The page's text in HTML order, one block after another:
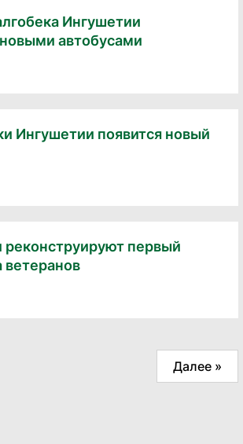
Ингушетии
автобусами
Ингушетии появится новый
реконструируют первый
ветеранов
Далее »